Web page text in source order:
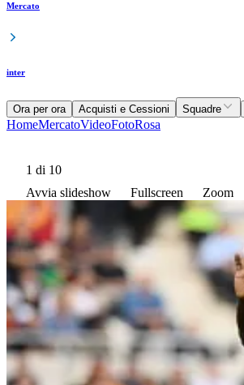
Mercato
inter
Ora per ora Acquisti e Cessioni Squadre
HomeMercatoVideoFotoRosa
1 di 10
Avvia slideshow
Fullscreen Zoom